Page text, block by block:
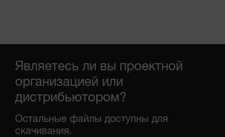
Являетесь ли вы проектной
организацией или
дистрибьютором?
Остальные файлы доступны для
скачивания.